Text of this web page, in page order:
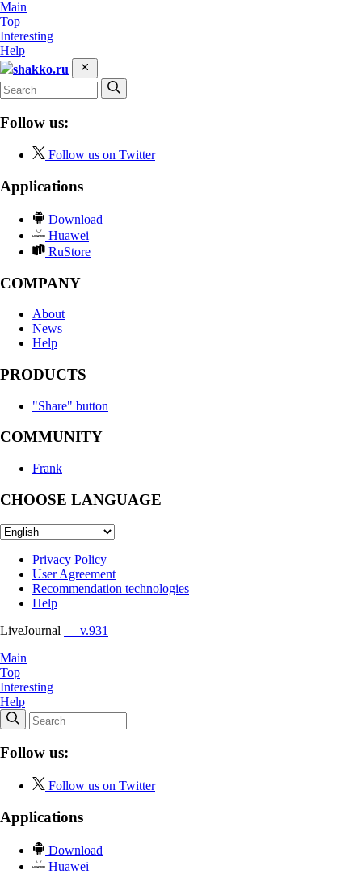
Main
Top
Interesting
Help
shakko.ru
Follow us:
Follow us on Twitter
Applications
Download
Huawei
RuStore
COMPANY
About
News
Help
PRODUCTS
"Share" button
COMMUNITY
Frank
CHOOSE LANGUAGE
Privacy Policy
User Agreement
Recommendation technologies
Help
LiveJournal — v.931
Main
Top
Interesting
Help
Follow us:
Follow us on Twitter
Applications
Download
Huawei